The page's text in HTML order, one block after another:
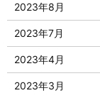
2023年8月
2023年7月
2023年4月
2023年3月